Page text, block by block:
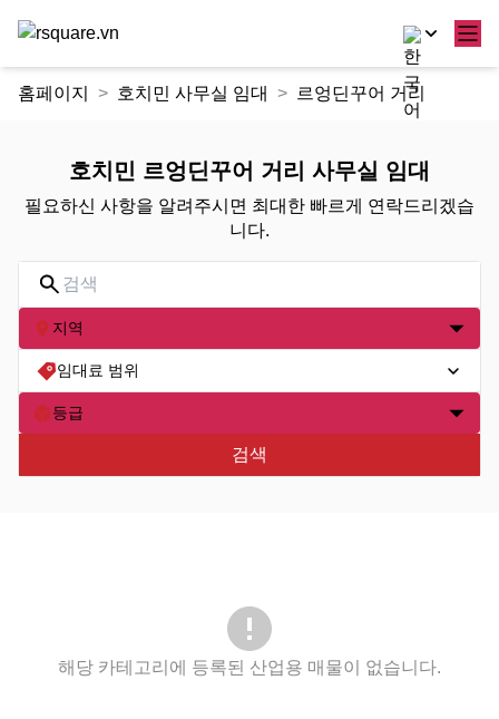
홈페이지 호치민 사무실 임대 르엉딘꾸어 거리
호치민 르엉딘꾸어 거리 사무실 임대
필요하신 사항을 알려주시면 최대한 빠르게 연락드리겠습
니다.
지역
임대료 범위
등급
검색
해당 카테고리에 등록된 산업용 매물이 없습니다.